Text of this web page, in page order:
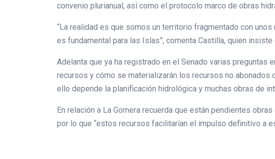
convenio plurianual, así como el protocolo marco de obras
“La realidad es que somos un territorio fragmentado con
es fundamental para las Islas”, comenta Castilla, quien
Adelanta que ya ha registrado en el Senado varias preguntas
recursos y cómo se materializarán los recursos no abonados
ello depende la planificación hidrológica y muchas obras de
En relación a La Gomera recuerda que están pendientes
por lo que “estos recursos facilitarían el impulso definitivo a